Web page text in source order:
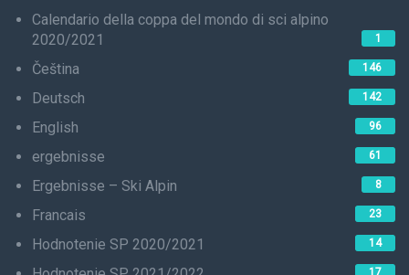
Calendario della coppa del mondo di sci alpino
2020/2021
1
Čeština 146
Deutsch 142
English 96
ergebnisse 61
Ergebnisse – Ski Alpin 8
Francais 23
Hodnotenie SP 2020/2021 14
17